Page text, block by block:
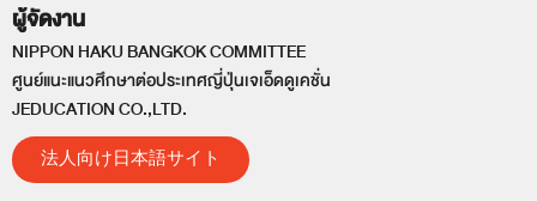
ผู้จัดงาน
NIPPON HAKU BANGKOK COMMITTEE
ศูนย์แนะแนวศึกษาต่อประเทศญี่ปุ่นเจเอ็ดดูเคชั่น
JEDUCATION CO.,LTD.
法人向け日本語サイト